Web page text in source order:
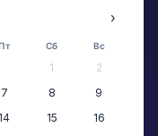
›
Сб Вс
1
2
7 8
9
14 15
16